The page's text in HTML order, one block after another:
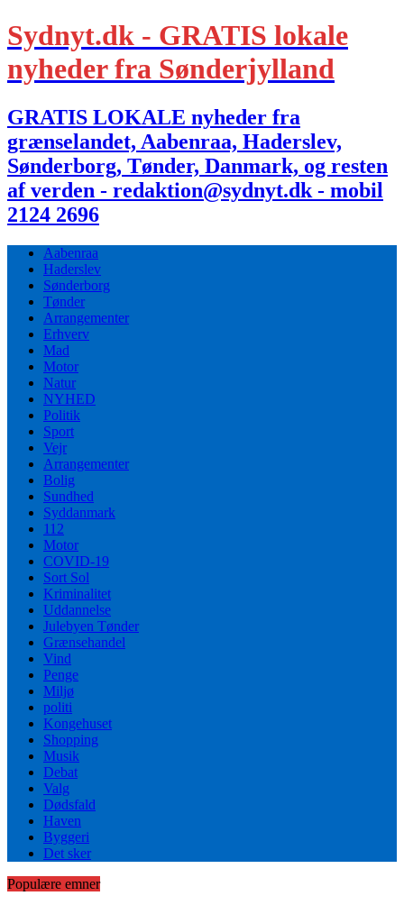
Sydnyt.dk - GRATIS lokale
nyheder fra Sønderjylland
GRATIS LOKALE nyheder fra
grænselandet, Aabenraa, Haderslev,
Sønderborg, Tønder, Danmark, og resten
af verden - redaktion@sydnyt.dk - mobil
2124 2696
Aabenraa
Haderslev
Sønderborg
Tønder
Arrangementer
Erhverv
Mad
Motor
Natur
NYHED
Politik
Sport
Vejr
Arrangementer
Bolig
Sundhed
Syddanmark
112
Motor
COVID-19
Sort Sol
Kriminalitet
Uddannelse
Julebyen Tønder
Grænsehandel
Vind
Penge
Miljø
politi
Kongehuset
Shopping
Musik
Debat
Valg
Dødsfald
Haven
Byggeri
Det sker
Populære emner